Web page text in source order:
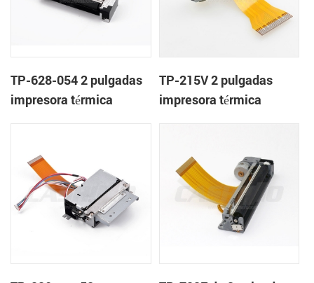
TP-628-054 2 pulgadas
impresora térmica
TP-215V 2 pulgadas
impresora térmica